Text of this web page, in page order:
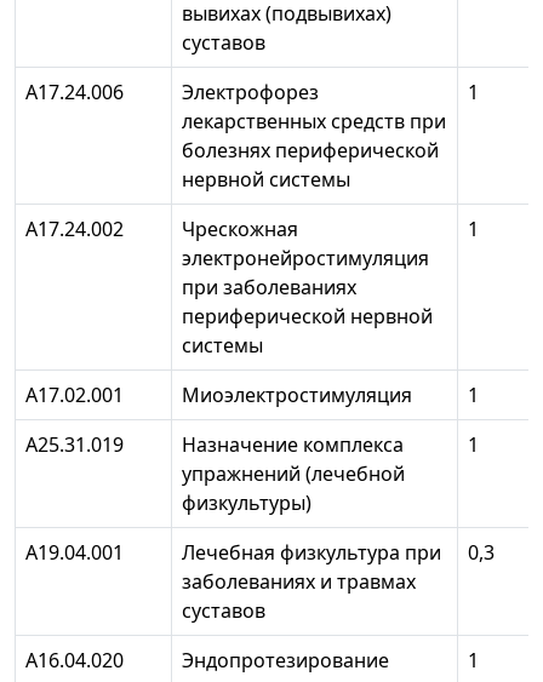
вывихах (подвывихах)
суставов
А17.24.006
Электрофорез
лекарственных средств при
болезнях периферической
нервной системы
1
А17.24.002
Чрескожная
электронейростимуляция
при заболеваниях
периферической нервной
системы
1
А17.02.001 Миоэлектростимуляция
1
А25.31.019
Назначение комплекса
упражнений (лечебной
физкультуры)
1
А19.04.001
Лечебная физкультура при
заболеваниях и травмах
суставов
0,3
А16.04.020
Эндопротезирование
1